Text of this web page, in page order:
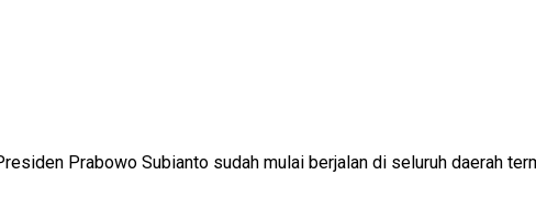
Prabowo Subianto sudah mulai berjalan di seluruh daerah